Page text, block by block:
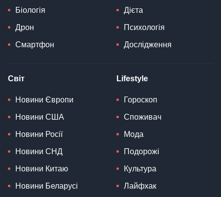
Біологія
Дрон
Смартфон
Дієта
Психологія
Дослідження
Світ
Новини Європи
Новини США
Новини Росії
Новини СНД
Новини Китаю
Новини Беларусі
Lifestyle
Гороскоп
Споживач
Мода
Подорожі
Культура
Лайфхак